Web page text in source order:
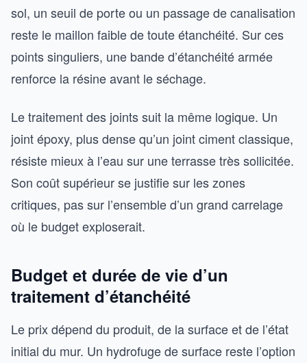
sol, un seuil de porte ou un passage de canalisation
reste le maillon faible de toute étanchéité. Sur ces
points singuliers, une bande d’étanchéité armée
renforce la résine avant le séchage.
Le traitement des joints suit la même logique. Un
joint époxy, plus dense qu’un joint ciment classique,
résiste mieux à l’eau sur une terrasse très sollicitée.
Son coût supérieur se justifie sur les zones
critiques, pas sur l’ensemble d’un grand carrelage
où le budget exploserait.
Budget et durée de vie d’un
traitement d’étanchéité
Le prix dépend du produit, de la surface et de l’état
initial du mur. Un hydrofuge de surface reste l’option